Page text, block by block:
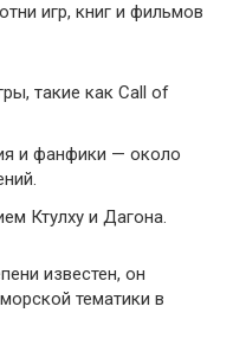
игр, книг и фильмов
такие как Call of
и фанфики — около
Ктулху и Дагона.
известен, он
тематики в